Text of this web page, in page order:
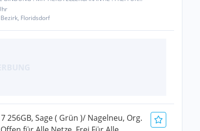
Barzahlung ist möglich(Wir nehmen
Kreditkarten) KEIN VERSAND - NUR
1210 WIEN...
Floridsdorf
256GB, Sage ( Grün )/ Nagelneu, Org.